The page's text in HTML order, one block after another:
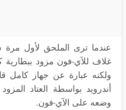
عندما ترى الملحق لأول
غلاف للآي-فون مزود ببطارية
ولكنه عبارة عن جهاز كامل
أندرويد بواسطة العتاد
وضعه على الآي-فون.